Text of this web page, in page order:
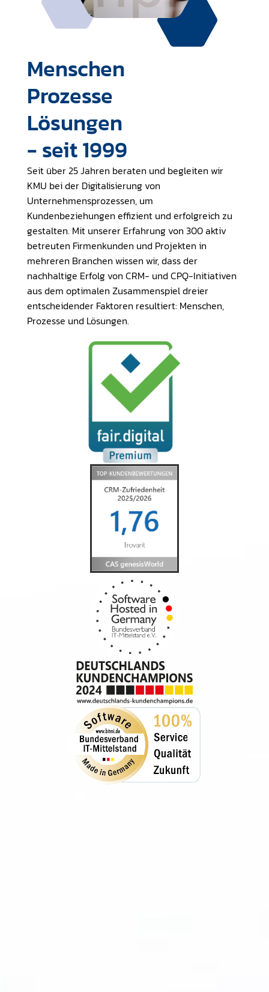
Menschen
Prozesse
Lösungen
- seit 1999
Seit über 25 Jahren beraten und begleiten wir
KMU bei der Digitalisierung von
Unternehmensprozessen, um
Kundenbeziehungen effizient und erfolgreich zu
gestalten. Mit unserer Erfahrung von 300 aktiv
betreuten Firmenkunden und Projekten in
mehreren Branchen wissen wir, dass der
nachhaltige Erfolg von CRM- und CPQ-Initiativen
aus dem optimalen Zusammenspiel dreier
entscheidender Faktoren resultiert: Menschen,
Prozesse und Lösungen.